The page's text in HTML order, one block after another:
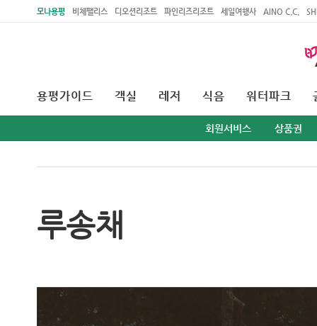
모나용평 비체팰리스 디오션리조트 파인리즈리조트 세일여행사 AINO C.C.
용평가이드 객실 레저 식음 워터파크
회원서비스 상품권
루송채